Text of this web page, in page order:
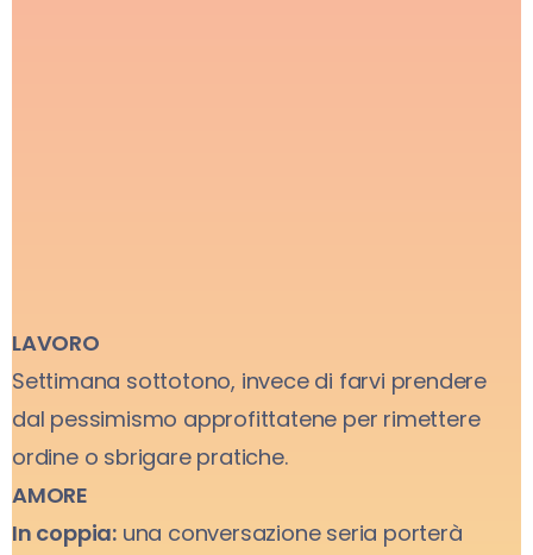
LAVORO
Settimana sottotono, invece di farvi prendere
dal pessimismo approfittatene per rimettere
ordine o sbrigare pratiche.
AMORE
In coppia: una conversazione seria porterà